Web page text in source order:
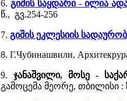
6. გიშის საყდარი - ილია
წ., გვ.254-256
7. გიშის ეკლესიის
8. Г.Чубинашвили,
9. ჯანაშვილი, მოსე -
გამოცემა მეორე, თბილისი :